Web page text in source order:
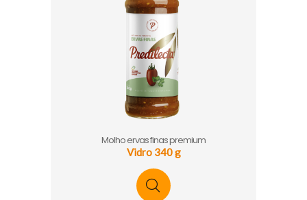
Molho ervas finas premium
Vidro 340 g